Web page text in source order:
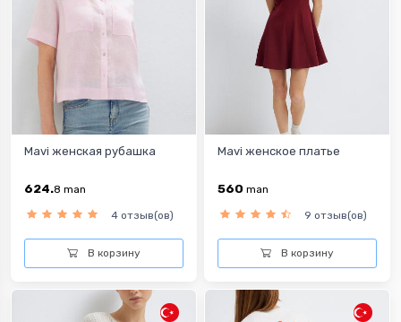
Mavi женская рубашка
624.8 man
4 отзыв(ов)
В корзину
Mavi женское платье
560 man
9 отзыв(ов)
В корзину